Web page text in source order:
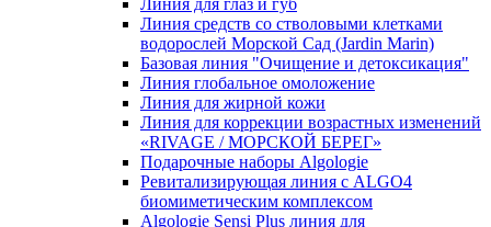
Линия для глаз и губ
Линия средств со стволовыми клетками
водорослей Морской Сад (Jardin Marin)
Базовая линия "Очищение и детоксикация"
Линия глобальное омоложение
Линия для жирной кожи
Линия для коррекции возрастных изменений
«RIVAGE / МОРСКОЙ БЕРЕГ»
Подарочные наборы Algologie
Ревитализирующая линия с ALGO4
биомиметическим комплексом
Algologie Sensi Plus линия для